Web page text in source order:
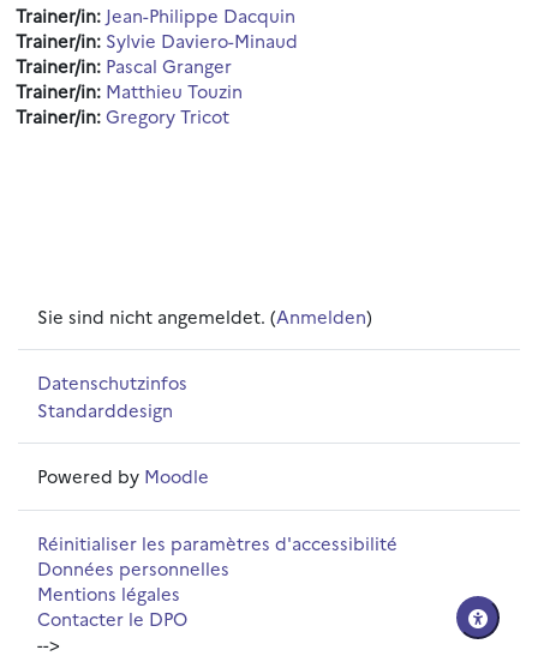
Trainer/in: Jean-Philippe Dacquin
Trainer/in: Sylvie Daviero-Minaud
Trainer/in: Pascal Granger
Trainer/in: Matthieu Touzin
Trainer/in:Gregory Tricot
Sie sind nicht angemeldet. (Anmelden)
Datenschutzinfos
Standarddesign
Powered by Moodle
Réinitialiser les paramètres d'accessibilité
Données personnelles
Mentions légales
Contacter le DPO
-->